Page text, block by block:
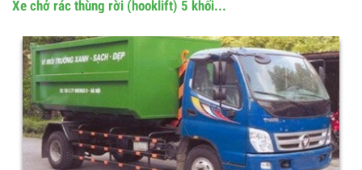
Xe chở rác thùng rời (hooklift) 5 khối...